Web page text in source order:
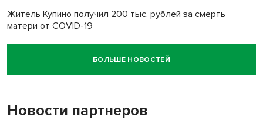
Житель Купино получил 200 тыс. рублей за смерть
матери от COVID-19
Новосибирский суд наказал водителя за смерть
пенсионерки на вокзале
«Мы живём на пастбище!»: в новосибирском селе лошади
БОЛЬШЕ НОВОСТЕЙ
Новости партнеров